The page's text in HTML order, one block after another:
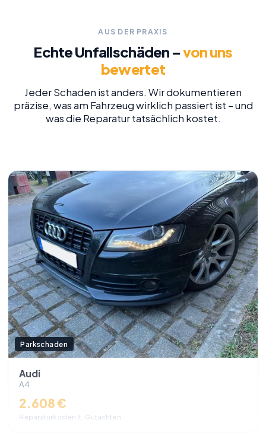
AUS DER PRAXIS
Echte Unfallschäden –von uns
bewertet
Jeder Schaden ist anders. Wir dokumentieren
präzise, was am Fahrzeug wirklich passiert ist – und
was die Reparatur tatsächlich kostet.
Parkschaden
Audi
A4
2.608 €
Reparaturkosten lt. Gutachten